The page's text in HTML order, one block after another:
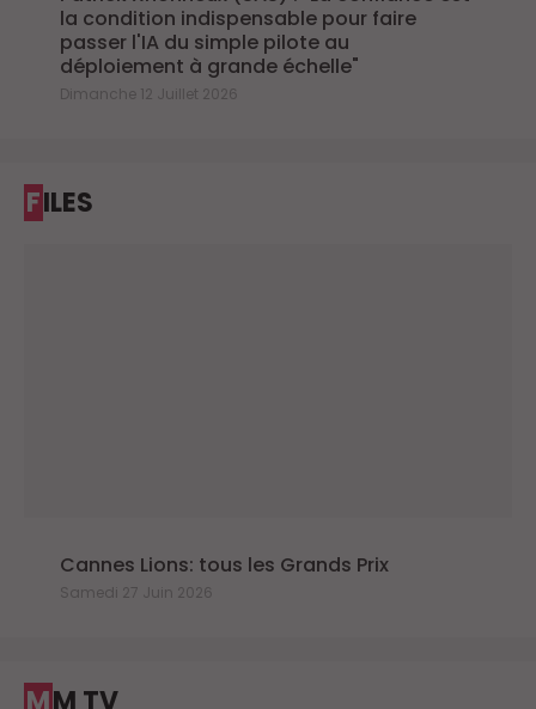
la condition indispensable pour faire
passer l'IA du simple pilote au
déploiement à grande échelle"
Dimanche 12 Juillet 2026
FILES
Cannes Lions: tous les Grands Prix
Samedi 27 Juin 2026
MM TV